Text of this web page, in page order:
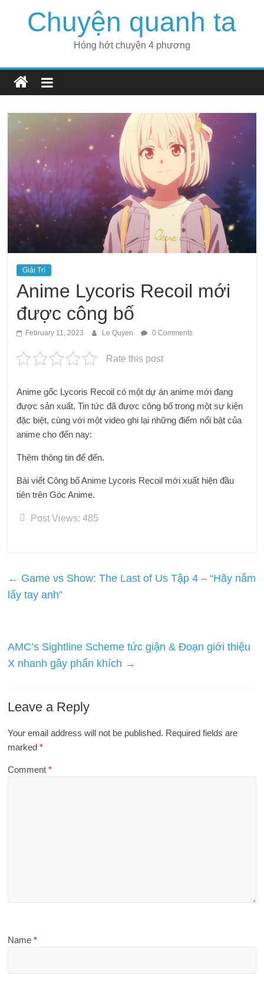
Chuyện quanh ta
Hóng hớt chuyện 4 phương
Giải Trí
Anime Lycoris Recoil mới
được công bố
February 11, 2023 Le Quyen 0 Comments
Rate this post
Anime gốc Lycoris Recoil có một dự án anime mới đang
được sản xuất. Tin tức đã được công bố trong một sự kiện
đặc biệt, cùng với một video ghi lại những điểm nổi bật của
anime cho đến nay:
Thêm thông tin để đến.
Bài viết Công bố Anime Lycoris Recoil mới xuất hiện đầu
tiên trên Góc Anime.
Post Views: 485
← Game vs Show: The Last of Us Tập 4 – “Hãy nắm
lấy tay anh”
AMC’s Sightline Scheme tức giận & Đoạn giới thiệu
X nhanh gây phấn khích →
Leave a Reply
Your email address will not be published. Required fields are
marked*
Comment*
Name*